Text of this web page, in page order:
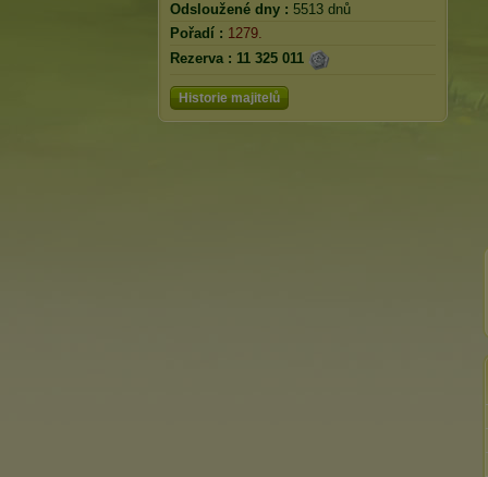
Odsloužené dny : 5513 dnů
Pořadí : 1279.
Rezerva : 11 325 011
Historie majitelů